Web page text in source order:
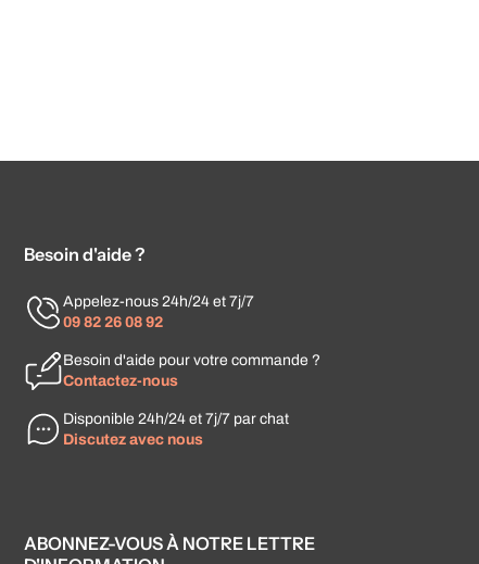
Besoin d'aide ?
Appelez-nous 24h/24 et 7j/7
09 82 26 08 92
Besoin d'aide pour votre commande ?
Contactez-nous
Disponible 24h/24 et 7j/7 par chat
Discutez avec nous
ABONNEZ-VOUS À NOTRE LETTRE